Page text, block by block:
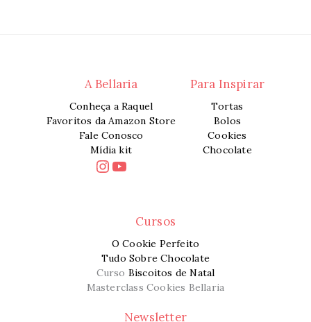
A Bellaria
Conheça a Raquel
Favoritos da Amazon Store
Fale Conosco
Mídia kit
Instagram
Youtube
Para Inspirar
Tortas
Bolos
Cookies
Chocolate
Cursos
O Cookie Perfeito
Tudo Sobre Chocolate
Curso Biscoitos de Natal
Masterclass Cookies Bellaria
Newsletter